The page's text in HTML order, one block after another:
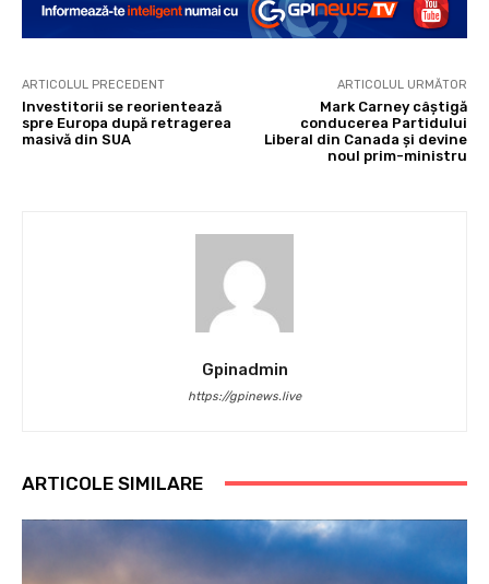
ARTICOLUL PRECEDENT
Investitorii se reorientează
spre Europa după retragerea
masivă din SUA
ARTICOLUL URMĂTOR
Mark Carney câștigă
conducerea Partidului
Liberal din Canada și devine
noul prim-ministru
Gpinadmin
https://gpinews.live
ARTICOLE SIMILARE